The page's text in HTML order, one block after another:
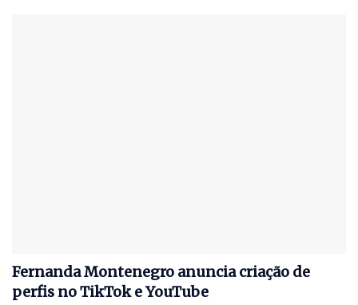
Fernanda Montenegro anuncia criação de
perfis no TikTok e YouTube